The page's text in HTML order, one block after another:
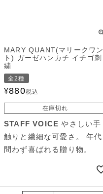
MARY QUANT(マリークワン
ト) ガーゼハンカチ イチゴ刺
繍
全2種
¥880税込
在庫切れ
STAFF VOICE やさしい手
触りと繊細な可愛さ。 年代
問わず喜ばれる贈り物。